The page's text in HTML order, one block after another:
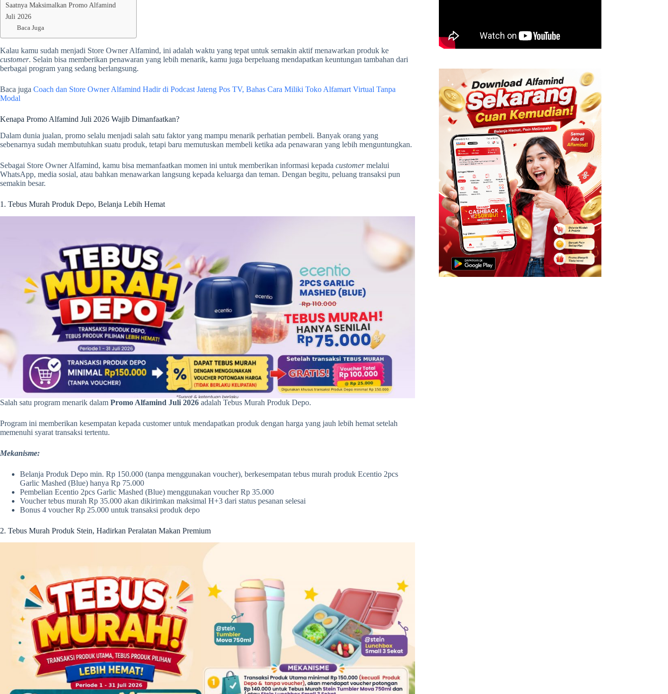
Saatnya Maksimalkan Promo Alfamind
Juli 2026
Baca Juga
Kalau kamu sudah menjadi Store Owner Alfamind, ini adalah waktu yang tepat untuk semakin aktif menawarkan produk ke
customer. Selain bisa memberikan penawaran yang lebih menarik, kamu juga berpeluang mendapatkan keuntungan tambahan dari
berbagai program yang sedang berlangsung.
Baca juga Coach dan Store Owner Alfamind Hadir di Podcast Jateng Pos TV, Bahas Cara Miliki Toko Alfamart Virtual Tanpa
Modal
Kenapa Promo Alfamind Juli 2026 Wajib Dimanfaatkan?
Dalam dunia jualan, promo selalu menjadi salah satu faktor yang mampu menarik perhatian pembeli. Banyak orang yang
sebenarnya sudah membutuhkan suatu produk, tetapi baru memutuskan membeli ketika ada penawaran yang lebih menguntungkan.
Sebagai Store Owner Alfamind, kamu bisa memanfaatkan momen ini untuk memberikan informasi kepada customermelalui
WhatsApp, media sosial, atau bahkan menawarkan langsung kepada keluarga dan teman. Dengan begitu, peluang transaksi pun
semakin besar.
1. Tebus Murah Produk Depo, Belanja Lebih Hemat
Salah satu program menarik dalam Promo Alfamind Juli 2026 adalah Tebus Murah Produk Depo.
Program ini memberikan kesempatan kepada customer untuk mendapatkan produk dengan harga yang jauh lebih hemat setelah
memenuhi syarat transaksi tertentu.
Mekanisme:
Belanja Produk Depo min. Rp 150.000 (tanpa menggunakan voucher), berkesempatan tebus murah produk Ecentio 2pcs
Garlic Mashed (Blue) hanya Rp 75.000
Pembelian Ecentio 2pcs Garlic Mashed (Blue) menggunakan voucher Rp 35.000
Voucher tebus murah Rp 35.000 akan dikirimkan maksimal H+3 dari status pesanan selesai
Bonus 4 voucher Rp 25.000 untuk transaksi produk depo
2. Tebus Murah Produk Stein, Hadirkan Peralatan Makan Premium